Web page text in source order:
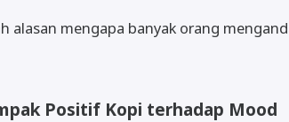
alasan mengapa banyak orang
Positif Kopi terhadap Mood